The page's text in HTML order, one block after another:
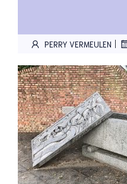
PERRY VERMEULEN |